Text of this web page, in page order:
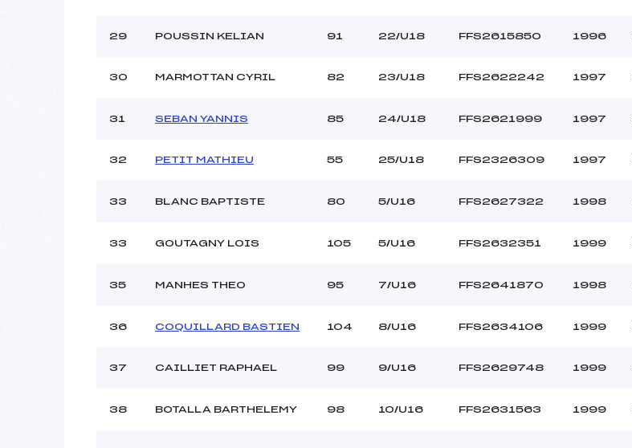
29 POUSSIN KELIAN 91 22/U18 FFS2615850 1996
30 MARMOTTAN CYRIL 82 23/U18 FFS2622242 1997
31 SEBAN YANNIS 85 24/U18 FFS2621999 1997
32 PETIT MATHIEU 55 25/U18 FFS2326309 1997
33 BLANC BAPTISTE 80 5/U16 FFS2627322 1998
33 GOUTAGNY LOIS 105 5/U16 FFS2632351 1999
35 MANHES THEO 95 7/U16 FFS2641870 1998
36 COQUILLARD BASTIEN 104 8/U16 FFS2634106 1999
37 CAILLIET RAPHAEL 99 9/U16 FFS2629748 1999
38 BOTALLA BARTHELEMY 98 10/U16 FFS2631563 1999